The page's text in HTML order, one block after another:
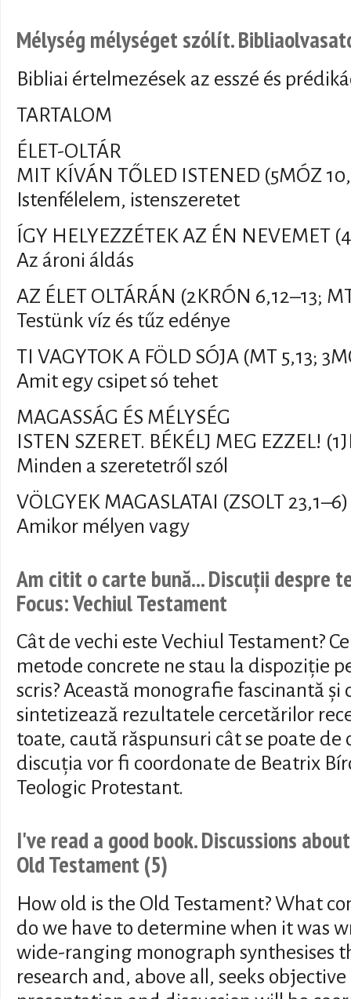
Mélység mélységet szólít.
Bibliai értelmezések az esszé és
TARTALOM
ÉLET-OLTÁR
MIT KÍVÁN TŐLED ISTENED (5MÓZ
Istenfélelem, istenszeretet
ÍGY HELYEZZÉTEK AZ ÉN NEVEMET
Az ároni áldás
AZ ÉLET OLTÁRÁN (2KRÓN 6,12–13;
Testünk víz és tűz edénye
TI VAGYTOK A FÖLD SÓJA (MT 5,13;
Amit egy csipet só tehet
MAGASSÁG ÉS MÉLYSÉG
ISTEN SZERET. BÉKÉLJ MEG EZZEL!
Minden a szeretetről szól
VÖLGYEK MAGASLATAI (ZSOLT 23,1–6)
Amikor mélyen vagy
Am citit o carte bună... Discuții despre
Focus: Vechiul Testament
Cât de vechi este Vechiul Testament?
metode concrete ne stau la dispoziție
scris? Această monografie fascinantă
sintetizează rezultatele cercetărilor
toate, caută răspunsuri cât se poate de
discuția vor fi coordonate de Beatrix
Teologic Protestant.
I've read a good book. Discussions
Old Testament (5)
How old is the Old Testament? What
do we have to determine when it was
wide-ranging monograph synthesises
research and, above all, seeks